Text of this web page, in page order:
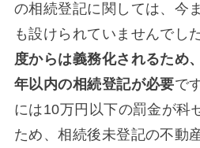
の相続登記に関しては、今
も設けられていませんでし
度からは義務化されるため
年以内の相続登記が必要で
には10万円以下の罰金が科
ため、相続後未登記の不動